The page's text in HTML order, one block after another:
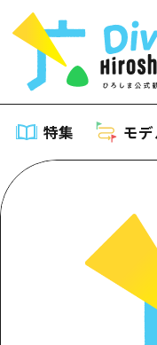
特集 モ
特集
おす
アー
モデル
モデ
スポッ